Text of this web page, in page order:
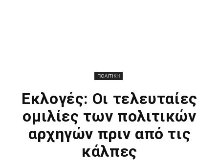
ΠΟΛΙΤΙΚΗ
Εκλογές: Οι τελευταίες
ομιλίες των πολιτικών
αρχηγών πριν από τις
κάλπες